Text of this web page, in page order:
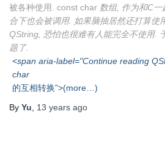
被各种使用. const char 数组, 作为和C
合下也会被调用. 如果脑抽居然还打算使
QString, 恐怕也很难有人能完全不使用.
题了.
<span aria-label="Continue reading
char
的互相转换”>(more…)
By Yu, 13 years ago